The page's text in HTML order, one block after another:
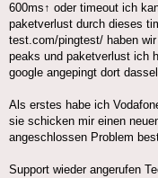
600ms↑ oder timeout ich
paketverlust durch dieses
test.com/pingtest/ haben
peaks und paketverlust ich
google angepingt dort
Als erstes habe ich
sie schicken mir einen
angeschlossen Problem
Support wieder angerufen